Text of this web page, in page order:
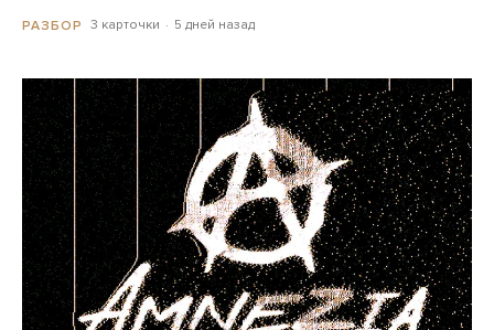
РАЗБОР 3 карточки 5 дней назад